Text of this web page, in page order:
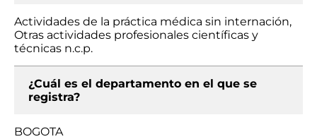
Actividades de la práctica médica sin internación,
Otras actividades profesionales científicas y
técnicas n.c.p.
¿Cuál es el departamento en el que se
registra?
BOGOTA